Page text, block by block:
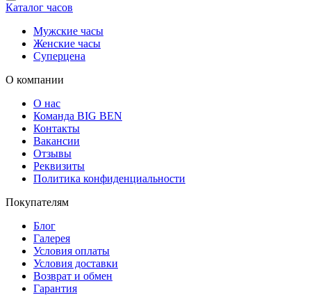
Каталог часов
Мужские часы
Женские часы
Суперцена
О компании
О нас
Команда BIG BEN
Контакты
Вакансии
Отзывы
Реквизиты
Политика конфиденциальности
Покупателям
Блог
Галерея
Условия оплаты
Условия доставки
Возврат и обмен
Гарантия